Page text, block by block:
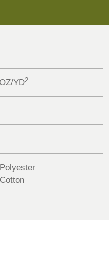
HOLLAND
BULGARIA,
HUNGARY,
ROMANIA &
YD2